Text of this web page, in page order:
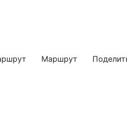
Маршрут